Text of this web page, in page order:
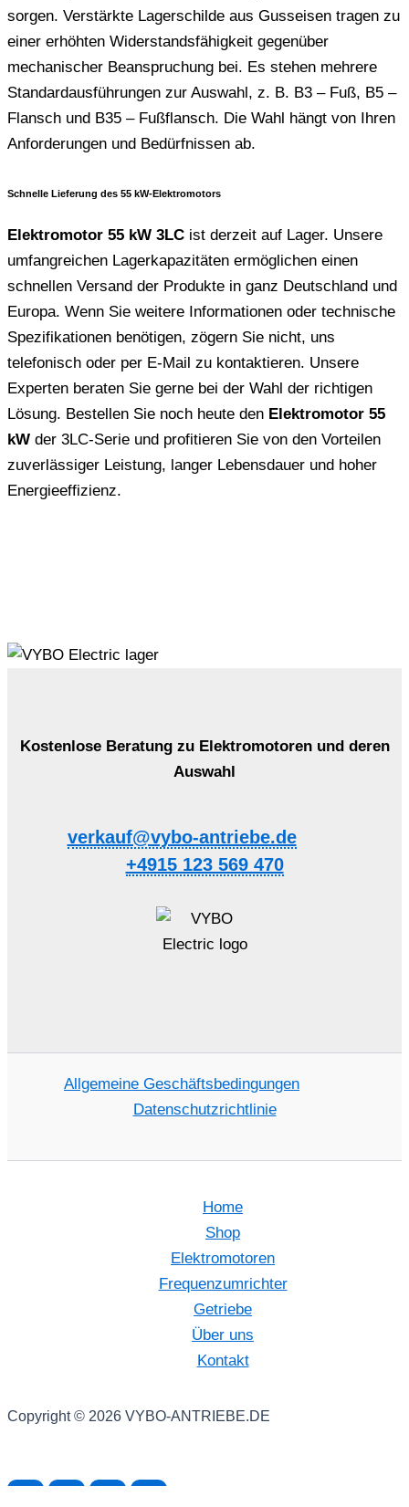
sorgen. Verstärkte Lagerschilde aus Gusseisen tragen zu
einer erhöhten Widerstandsfähigkeit gegenüber
mechanischer Beanspruchung bei. Es stehen mehrere
Standardausführungen zur Auswahl, z. B. B3 – Fuß, B5 –
Flansch und B35 – Fußflansch. Die Wahl hängt von Ihren
Anforderungen und Bedürfnissen ab.
Schnelle Lieferung des 55 kW-Elektromotors
Elektromotor 55 kW 3LC ist derzeit auf Lager. Unsere
umfangreichen Lagerkapazitäten ermöglichen einen
schnellen Versand der Produkte in ganz Deutschland und
Europa. Wenn Sie weitere Informationen oder technische
Spezifikationen benötigen, zögern Sie nicht, uns
telefonisch oder per E-Mail zu kontaktieren. Unsere
Experten beraten Sie gerne bei der Wahl der richtigen
Lösung. Bestellen Sie noch heute den Elektromotor 55
kW der 3LC-Serie und profitieren Sie von den Vorteilen
zuverlässiger Leistung, langer Lebensdauer und hoher
Energieeffizienz.
Kostenlose Beratung zu Elektromotoren und deren
Auswahl
verkauf@vybo-antriebe.de
+4915 123 569 470
Allgemeine Geschäftsbedingungen
Datenschutzrichtlinie
Home
Shop
Elektromotoren
Frequenzumrichter
Getriebe
Über uns
Kontakt
Copyright © 2026 VYBO-ANTRIEBE.DE